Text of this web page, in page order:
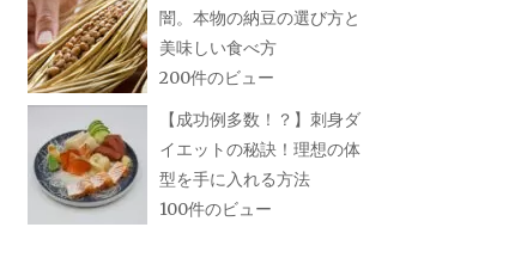
闇。本物の納豆の選び方と
美味しい食べ方
200件のビュー
【成功例多数！？】刺身ダ
イエットの秘訣！理想の体
型を手に入れる方法
100件のビュー